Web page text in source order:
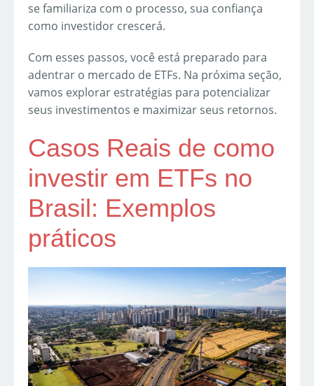
se familiariza com o processo, sua confiança
como investidor crescerá.
Com esses passos, você está preparado para
adentrar o mercado de ETFs. Na próxima seção,
vamos explorar estratégias para potencializar
seus investimentos e maximizar seus retornos.
Casos Reais de como
investir em ETFs no
Brasil: Exemplos
práticos